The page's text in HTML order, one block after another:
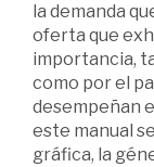
la demanda
oferta que
importancia,
como por el
desempeñan
este manual
gráfica, la